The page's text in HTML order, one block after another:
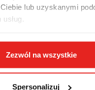
lub uzyskanymi
Zezwól na wszystkie
Spersonalizuj